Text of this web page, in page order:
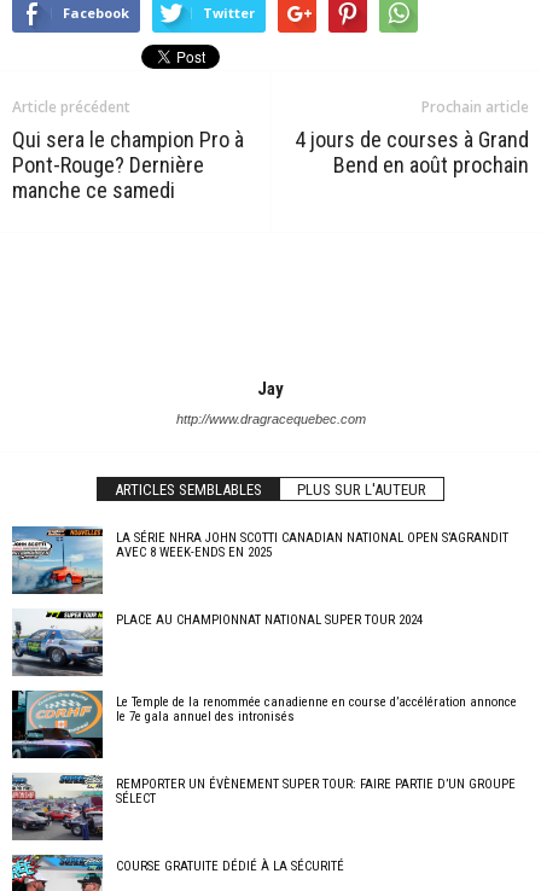
Facebook Twitter
Article précédent
Qui sera le champion Pro à
Pont-Rouge? Dernière
manche ce samedi
Prochain article
4 jours de courses à Grand
Bend en août prochain
Jay
http://www.dragracequebec.com
ARTICLES SEMBLABLES PLUS SUR L'AUTEUR
LA SÉRIE NHRA JOHN SCOTTI CANADIAN NATIONAL OPEN S’AGRANDIT
AVEC 8 WEEK-ENDS EN 2025
PLACE AU CHAMPIONNAT NATIONAL SUPER TOUR 2024
Le Temple de la renommée canadienne en course d’accélération annonce
le 7e gala annuel des intronisés
REMPORTER UN ÉVÈNEMENT SUPER TOUR: FAIRE PARTIE D’UN GROUPE
SÉLECT
COURSE GRATUITE DÉDIÉ À LA SÉCURITÉ